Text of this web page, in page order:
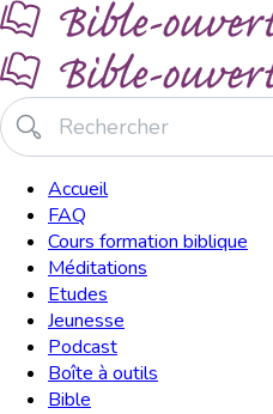
Accueil
FAQ
Cours formation biblique
Méditations
Etudes
Jeunesse
Podcast
Boîte à outils
Bible